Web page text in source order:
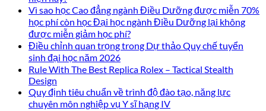
Vì sao học Cao đẳng ngành Điều Dưỡng được miễn 70%
học phí còn học Đại học ngành Điều Dưỡng lại không
được miễn giảm học phí?
Điều chỉnh quan trọng trong Dự thảo Quy chế tuyển
sinh đại học năm 2026
Rule With The Best Replica Rolex – Tactical Stealth
Design
Quy định tiêu chuẩn về trình độ đào tạo, năng lực
chuyên môn nghiệp vụ Y sĩ hạng IV